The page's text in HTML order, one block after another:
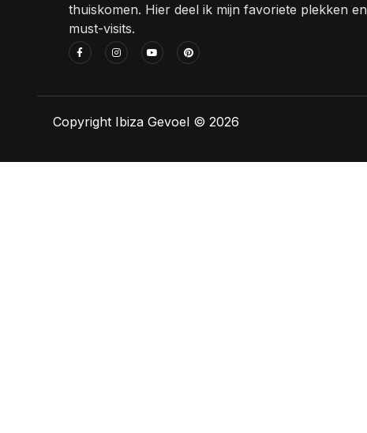
thuiskomen. Hier deel ik mijn favoriete plekken en
must-visits.
Copyright Ibiza Gevoel © 2026